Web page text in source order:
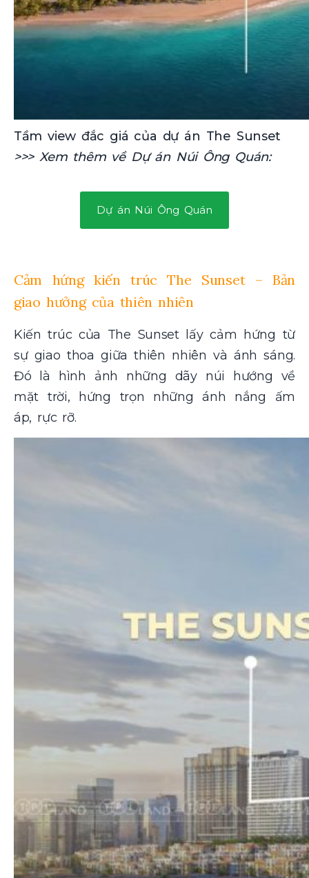
Tầm view đắc giá của dự án The Sunset
>>> Xem thêm về Dự án Núi Ông Quán:
Dự án Núi Ông Quán
Cảm hứng kiến trúc The Sunset – Bản
giao hưởng của thiên nhiên
Kiến trúc của The Sunset lấy cảm hứng từ
sự giao thoa giữa thiên nhiên và ánh sáng.
Đó là hình ảnh những dãy núi hướng về
mặt trời, hứng trọn những ánh nắng ấm
áp, rực rỡ.